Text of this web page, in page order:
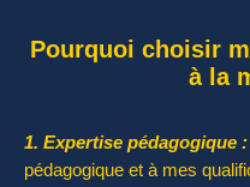
Pourquoi choisir
à la
1. Expertise pédagogique :
pédagogique et à mes